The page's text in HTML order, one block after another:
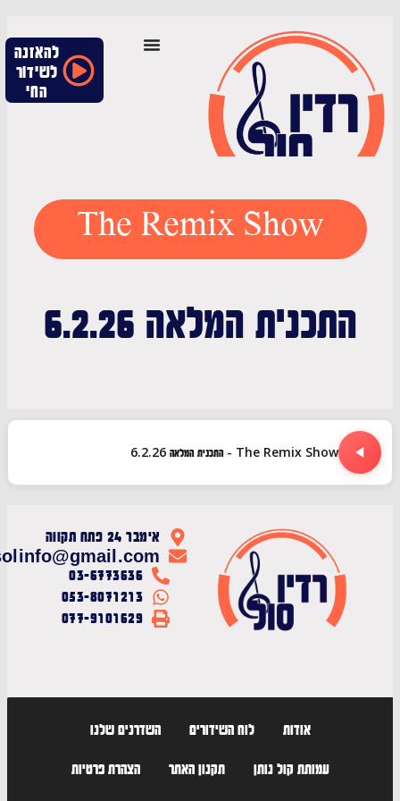
להאזנה
לשידור
החי
The Remix Show
המלאה 6.2.26
The Remix Show - התכנית המלאה 6.2.26
אימבר 24 פתח תקווה
radiosolinfo@gmail.com
03-6773636
053-8071213
077-9101629
לוח השידורים השדרנים שלנו
עמותת קול נותן תקנון האתר הצהרת פרטיות